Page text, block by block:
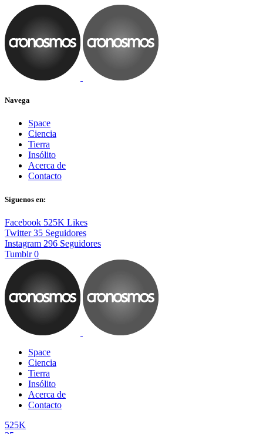
Navega
Space
Ciencia
Tierra
Insólito
Acerca de
Contacto
Síguenos en:
Facebook 525K Likes
Twitter 35 Seguidores
Instagram 296 Seguidores
Tumblr 0
Space
Ciencia
Tierra
Insólito
Acerca de
Contacto
525K